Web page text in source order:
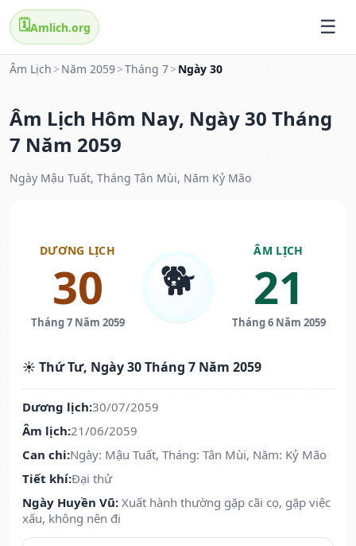
🗓️Amlich.org
Âm Lịch > Năm 2059>Tháng 7> Ngày 30
Âm Lịch Hôm Nay, Ngày 30 Tháng
7 Năm 2059
Ngày Mậu Tuất, Tháng Tân Mùi, Năm Kỷ Mão
DƯƠNG LỊCH
30
Tháng 7 Năm 2059
🐕
ÂM LỊCH
21
Tháng 6 Năm 2059
☀️ Thứ Tư, Ngày 30 Tháng 7 Năm 2059
Dương lịch:30/07/2059
Âm lịch:21/06/2059
Can chi:Ngày: Mậu Tuất, Tháng: Tân Mùi, Năm: Kỷ Mão
Tiết khí:Đại thử
Ngày Huyền Vũ: Xuất hành thường gặp cãi cọ, gặp việc
xấu, không nên đi